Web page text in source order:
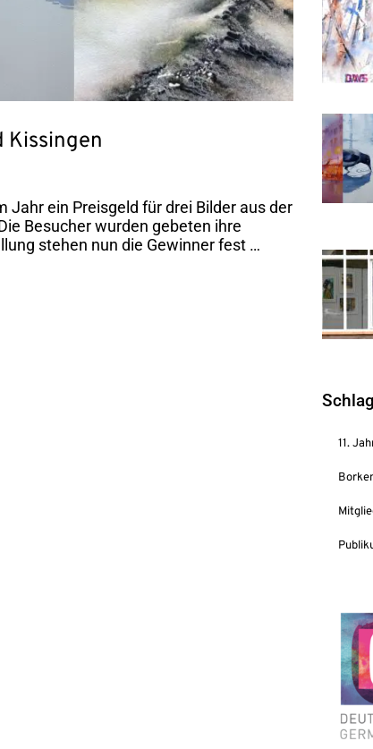
Kissingen
Jahr ein Preisgeld für drei Bilder aus der
Besucher wurden gebeten ihre
stehen nun die Gewinner fest …
11.